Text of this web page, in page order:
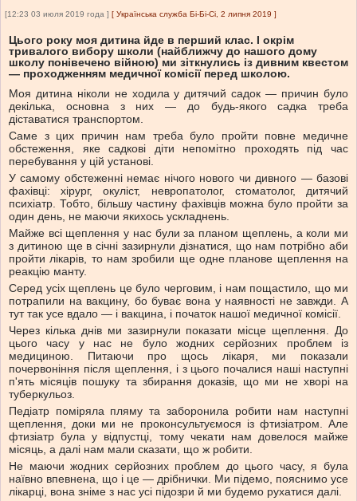
[12:23 03 июля 2019 года ] [ Українська служба Бі-Бі-Сі, 2 липня 2019 ]
Цього року моя дитина йде в перший клас. І окрім
тривалого вибору школи (найближчу до нашого дому
школу понівечено війною) ми зіткнулись із дивним квестом
— проходженням медичної комісії перед школою.
Моя дитина ніколи не ходила у дитячий садок — причин було
декілька, основна з них — до будь-якого садка треба
діставатися транспортом.
Саме з цих причин нам треба було пройти повне медичне
обстеження, яке садкові діти непомітно проходять під час
перебування у цій установі.
У самому обстеженні немає нічого нового чи дивного — базові
фахівці: хірург, окуліст, невропатолог, стоматолог, дитячий
психіатр. Тобто, більшу частину фахівців можна було пройти за
один день, не маючи якихось ускладнень.
Майже всі щеплення у нас були за планом щеплень, а коли ми
з дитиною ще в січні зазирнули дізнатися, що нам потрібно аби
пройти лікарів, то нам зробили ще одне планове щеплення на
реакцію манту.
Серед усіх щеплень це було черговим, і нам пощастило, що ми
потрапили на вакцину, бо буває вона у наявності не завжди. А
тут так усе вдало — і вакцина, і початок нашої медичної комісії.
Через кілька днів ми зазирнули показати місце щеплення. До
цього часу у нас не було жодних серйозних проблем із
медициною. Питаючи про щось лікаря, ми показали
почервоніння після щеплення, і з цього почалися наші наступні
п'ять місяців пошуку та збирання доказів, що ми не хворі на
туберкульоз.
Педіатр поміряла пляму та заборонила робити нам наступні
щеплення, доки ми не проконсультуємося із фтизіатром. Але
фтизіатр була у відпустці, тому чекати нам довелося майже
місяць, а далі нам мали сказати, що ж робити.
Не маючи жодних серйозних проблем до цього часу, я була
наївно впевнена, що і це — дрібнички. Ми підемо, пояснимо усе
лікарці, вона зніме з нас усі підозри й ми будемо рухатися далі.